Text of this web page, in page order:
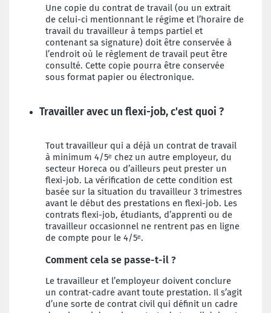
Une copie du contrat de travail (ou un extrait
de celui-ci mentionnant le régime et l’horaire de
travail du travailleur à temps partiel et
contenant sa signature) doit être conservée à
l’endroit où le règlement de travail peut être
consulté. Cette copie pourra être conservée
sous format papier ou électronique.
Travailler avec un flexi-job, c'est quoi ?
Tout travailleur qui a déjà un contrat de travail
à minimum 4/5ᵉ chez un autre employeur, du
secteur Horeca ou d’ailleurs peut prester un
flexi-job. La vérification de cette condition est
basée sur la situation du travailleur 3 trimestres
avant le début des prestations en flexi-job. Les
contrats flexi-job, étudiants, d’apprenti ou de
travailleur occasionnel ne rentrent pas en ligne
de compte pour le 4/5ᵉ.
Comment cela se passe-t-il ?
Le travailleur et l’employeur doivent conclure
un contrat-cadre avant toute prestation. Il s’agit
d’une sorte de contrat civil qui définit un cadre